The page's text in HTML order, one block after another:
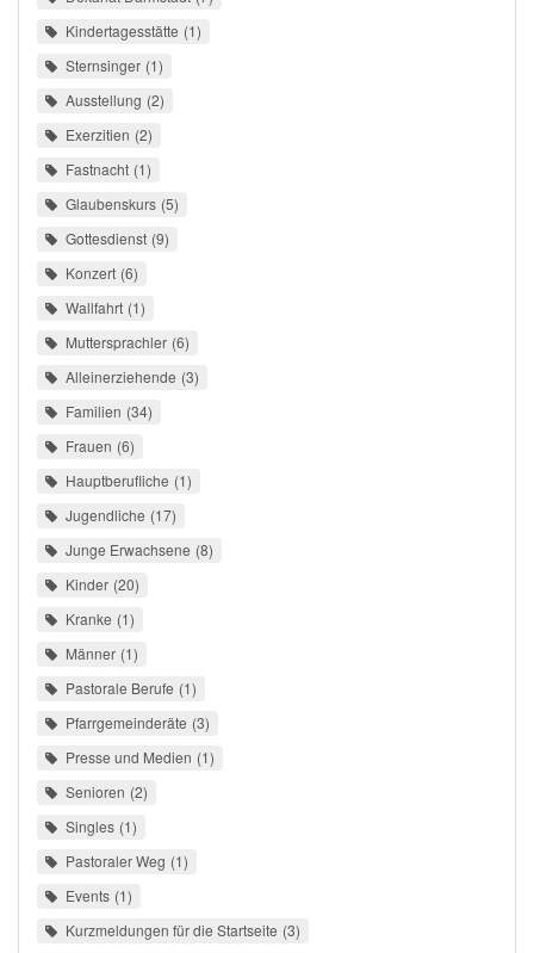
Kindertagesstätte 1
Sternsinger 1
Ausstellung 2
Exerzitien 2
Fastnacht 1
Glaubenskurs 5
Gottesdienst 9
Konzert 6
Wallfahrt 1
Muttersprachler 6
Alleinerziehende 3
Familien 34
Frauen 6
Hauptberufliche 1
Jugendliche 17
Junge Erwachsene 8
Kinder 20
Kranke 1
Männer 1
Pastorale Berufe 1
Pfarrgemeinderäte 3
Presse und Medien 1
Senioren 2
Singles 1
Pastoraler Weg 1
Events 1
Kurzmeldungen für die Startseite 3